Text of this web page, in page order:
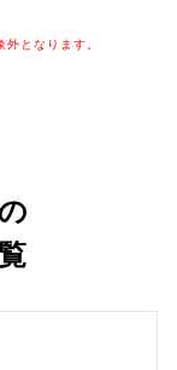
となります。